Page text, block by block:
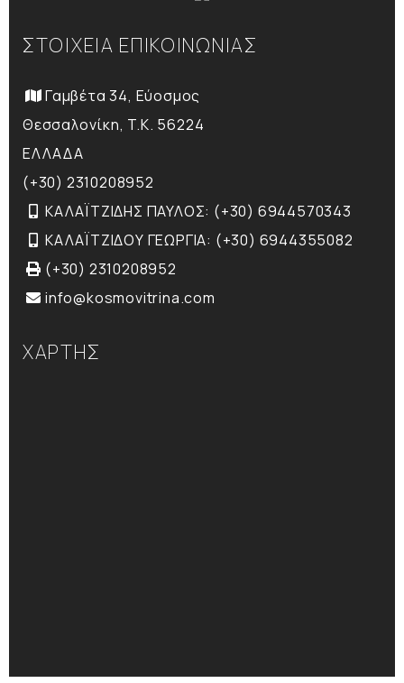
ΣΤΟΙΧΕΙΑ ΕΠΙΚΟΙΝΩΝΙΑΣ
Γαμβέτα 34, Εύοσμος
Θεσσαλονίκη, T.K. 56224
ΕΛΛΑΔΑ
(+30) 2310208952
ΚΑΛΑΪΤΖΙΔΗΣ ΠΑΥΛΟΣ: (+30) 6944570343
ΚΑΛΑΪΤΖΙΔΟΥ ΓΕΩΡΓΙΑ: (+30) 6944355082
(+30) 2310208952
info@kosmovitrina.com
ΧΑΡΤΗΣ